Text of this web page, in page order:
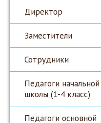
Директор
Заместители
Сотрудники
Педагоги начальной
школы (1-4 класс)
Педагоги основной